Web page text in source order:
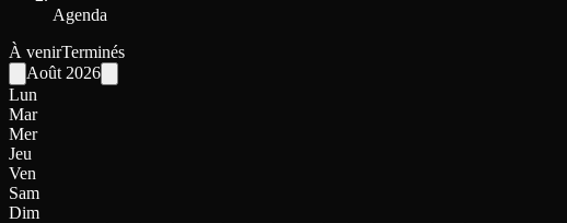
Agenda
À venirTerminés
Août 2026
Lun
Mar
Mer
Jeu
Ven
Sam
Dim